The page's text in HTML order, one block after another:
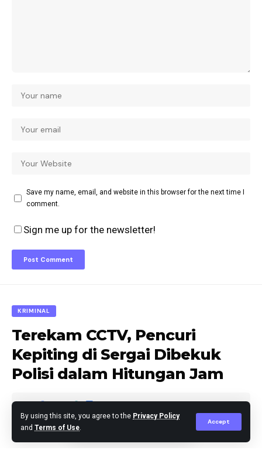
By using this site, you agree to the Privacy Policy
and Terms of Use.
Accept
Save my name, email, and website in this browser for the next time I
comment.
Sign me up for the newsletter!
KRIMINAL
Terekam CCTV, Pencuri
Kepiting di Sergai Dibekuk
Polisi dalam Hitungan Jam
Jaka Nov